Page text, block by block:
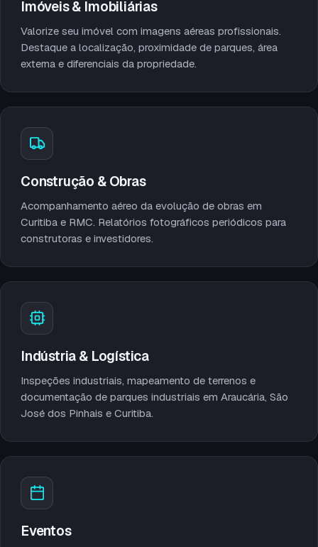
Imóveis & Imobiliárias
Valorize seu imóvel com imagens aéreas profissionais.
Destaque a localização, proximidade de parques, área
externa e diferenciais da propriedade.
Construção & Obras
Acompanhamento aéreo da evolução de obras em
Curitiba e RMC. Relatórios fotográficos periódicos para
construtoras e investidores.
Indústria & Logística
Inspeções industriais, mapeamento de terrenos e
documentação de parques industriais em Araucária, São
José dos Pinhais e Curitiba.
Eventos